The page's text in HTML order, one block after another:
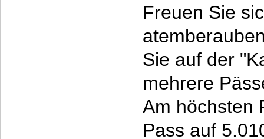
Freuen Sie
Sie auf der
mehrere
Am höchsten
Pass auf